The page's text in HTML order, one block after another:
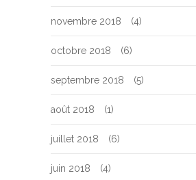
novembre 2018 (4)
octobre 2018 (6)
septembre 2018 (5)
août 2018 (1)
juillet 2018 (6)
juin 2018 (4)